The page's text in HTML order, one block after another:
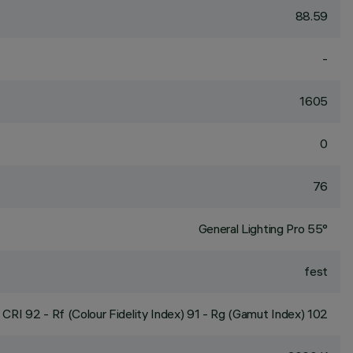
88.59
-
1605
0
76
General Lighting Pro 55°
fest
CRI92 - Rf (Colour Fidelity Index) 91 - Rg (Gamut Index) 102